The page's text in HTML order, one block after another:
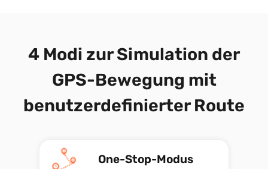
4 Modi zur Simulation der
GPS-Bewegung mit
benutzerdefinierter Route
One-Stop-Modus